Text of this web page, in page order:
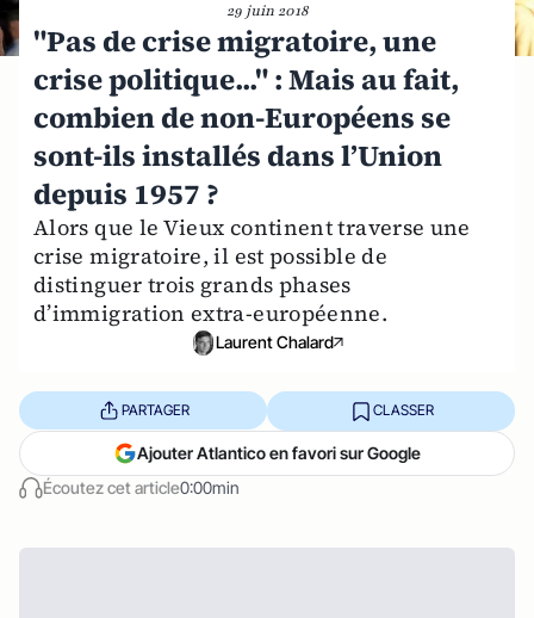
29 juin 2018
"Pas de crise migratoire, une
crise politique..." : Mais au fait,
combien de non-Européens se
sont-ils installés dans l’Union
depuis 1957 ?
Alors que le Vieux continent traverse une
crise migratoire, il est possible de
distinguer trois grands phases
d’immigration extra-européenne.
Laurent Chalard
Écoutez cet article0:00min
PARTAGER CLASSER
Ajouter Atlantico en favori sur Google